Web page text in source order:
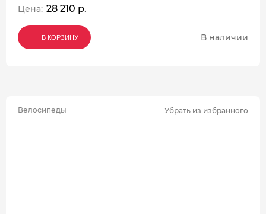
Цена: 28 210 р.
В КОРЗИНУ
В КОРЗИНУ
В КОРЗИНУ В наличии
Велосипеды Убрать из избранного